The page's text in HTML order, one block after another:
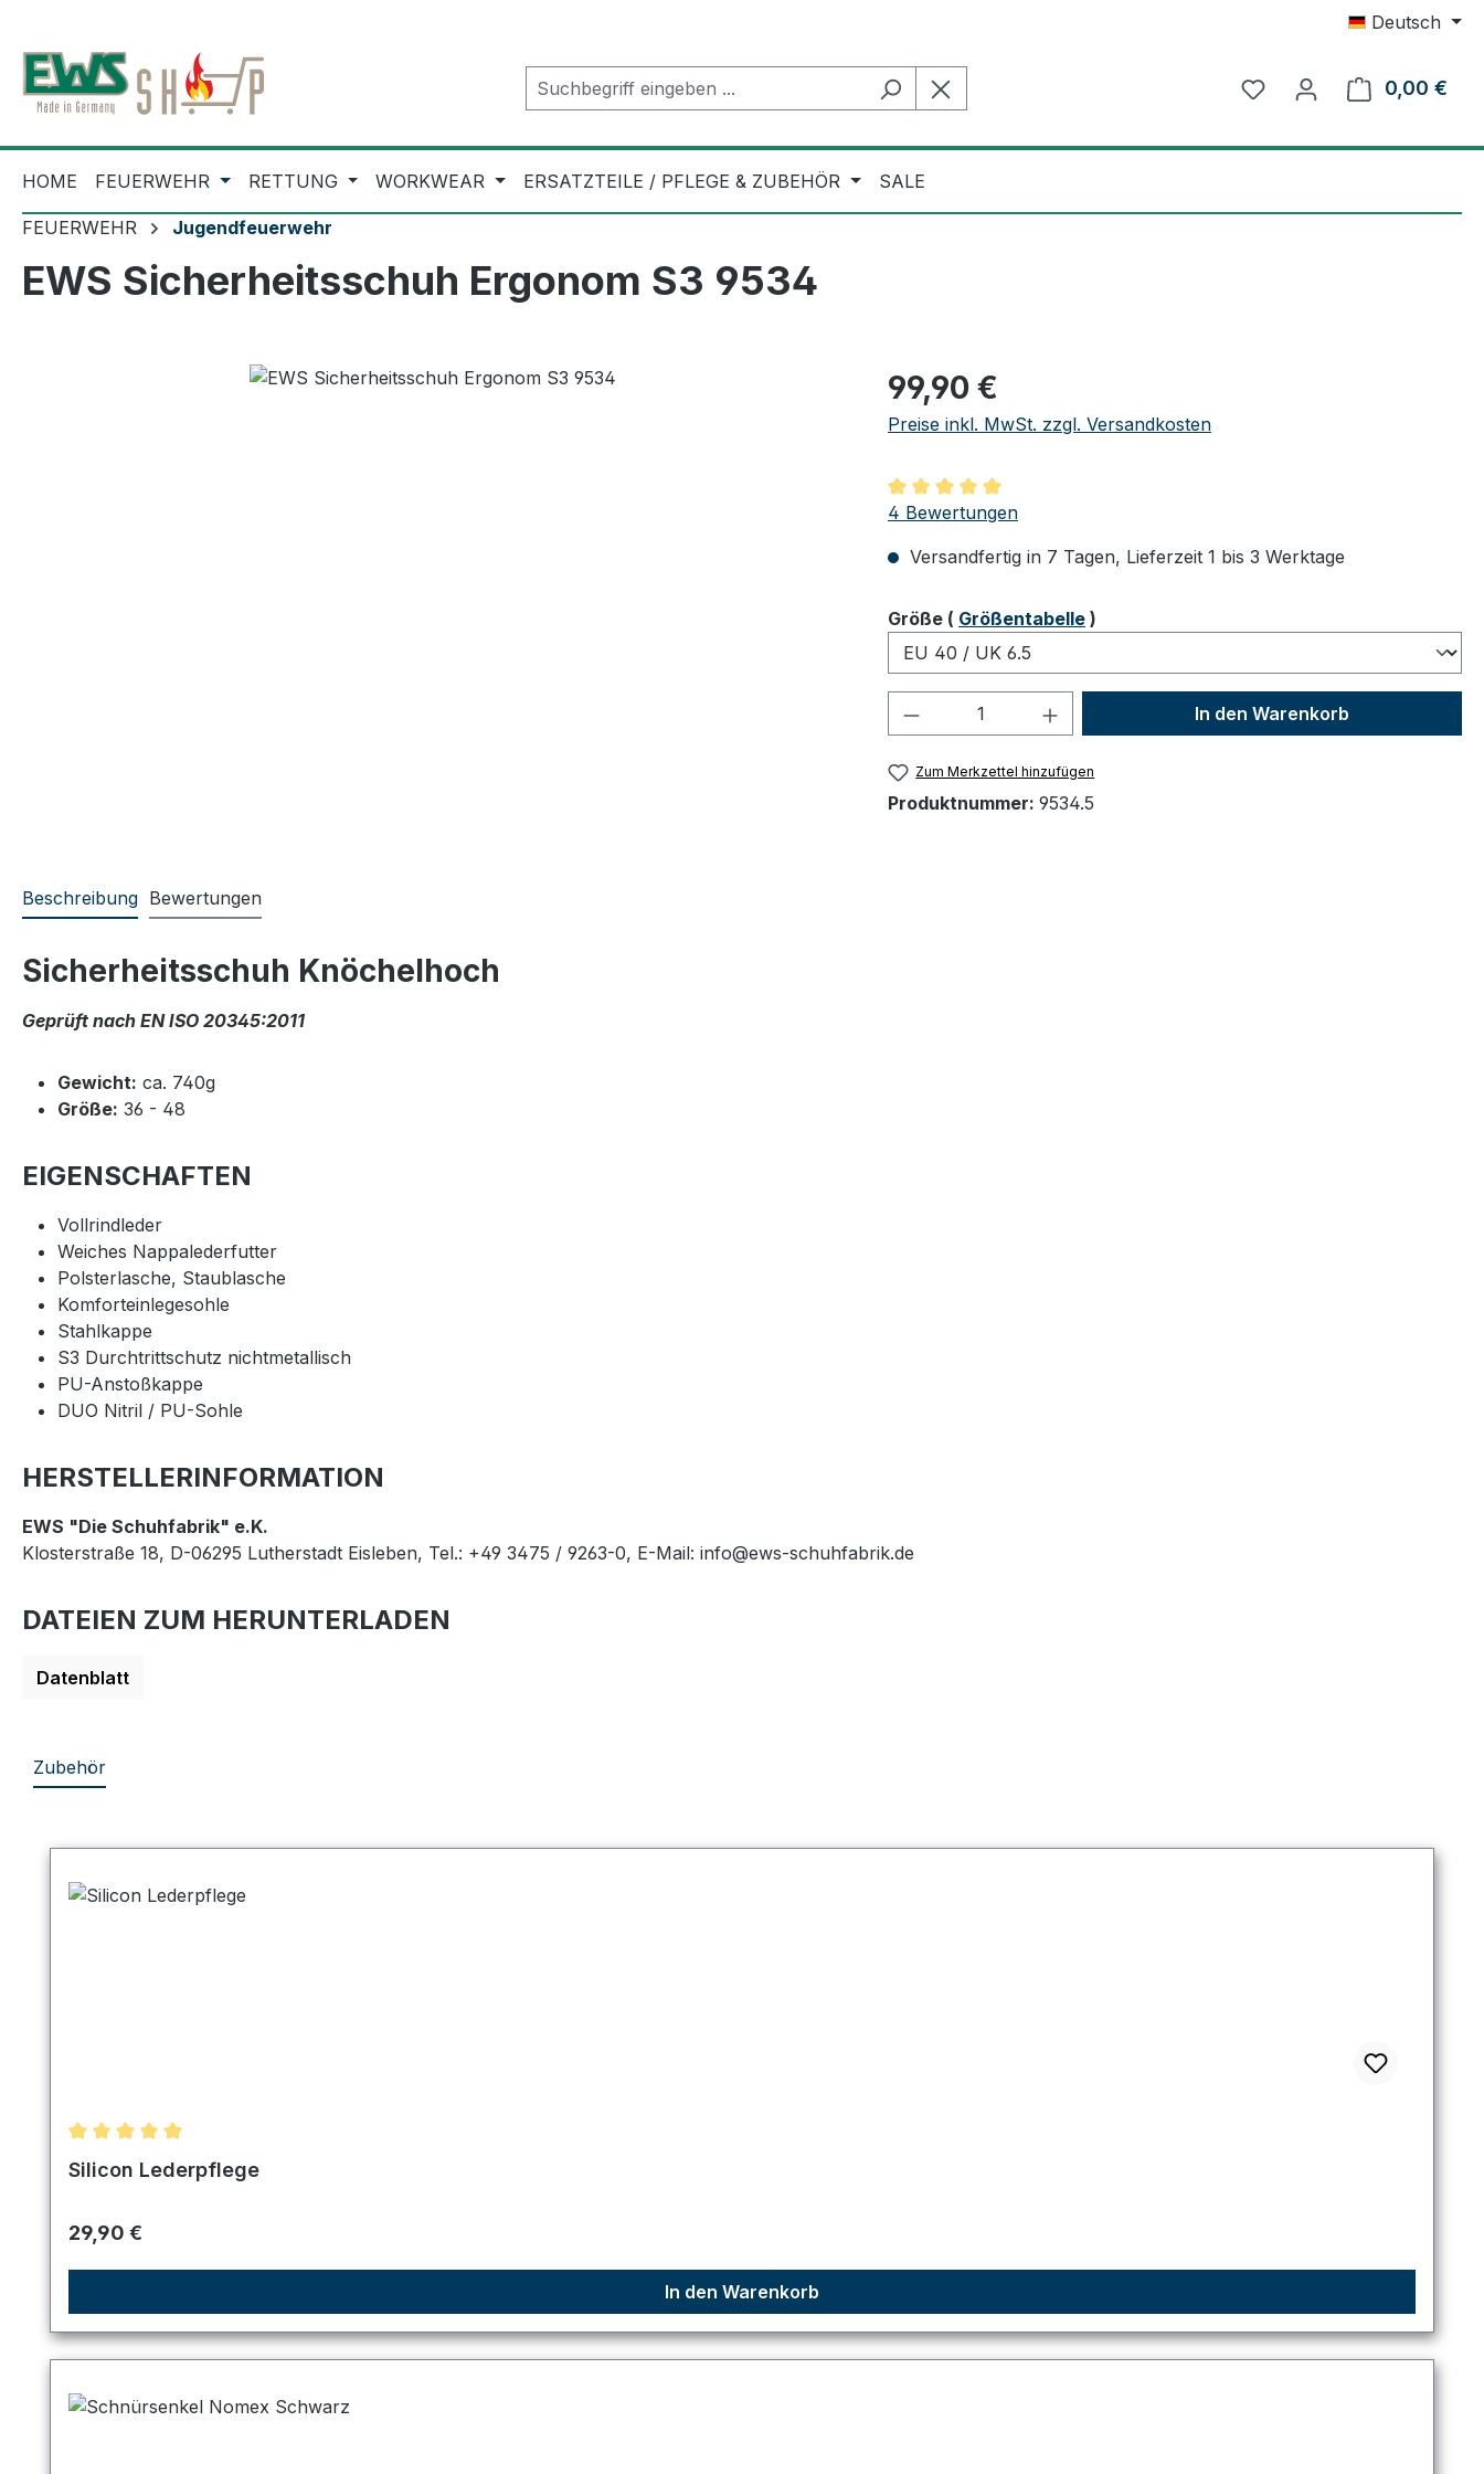
Deutsch
0,00 €
HOME FEUERWEHR RETTUNG WORKWEAR ERSATZTEILE / PFLEGE & ZUBEHÖR SALE
FEUERWEHR Jugendfeuerwehr
EWS Sicherheitsschuh Ergonom S3 9534
Regulärer Preis:
99,90 €
Preise inkl. MwSt. zzgl. Versandkosten
Durchschnittliche Bewertung von 5 von 5 Sternen
4 Bewertungen
Versandfertig in 7 Tagen, Lieferzeit 1 bis 3 Werktage
Größeauswählen
( Größentabelle )
Produkt Anzahl: Gib den gewünschten Wert
In den Warenkorb
Zum Merkzettel hinzufügen
Produktnummer: 9534.5
Beschreibung Bewertungen
Sicherheitsschuh Knöchelhoch
Geprüft nach EN ISO 20345:2011
Gewicht: ca. 740g
Größe: 36 - 48
EIGENSCHAFTEN
Vollrindleder
Weiches Nappalederfutter
Polsterlasche, Staublasche
Komforteinlegesohle
Stahlkappe
S3 Durchtrittschutz nichtmetallisch
PU-Anstoßkappe
DUO Nitril / PU-Sohle
HERSTELLERINFORMATION
EWS "Die Schuhfabrik" e.K.
Klosterstraße 18, D-06295 Lutherstadt Eisleben, Tel.: +49 3475 / 9263-0, E-Mail: info@ews-schuhfabrik.de
DATEIEN ZUM HERUNTERLADEN
Datenblatt
Zubehör
Durchschnittliche Bewertung von 5 von 5 Sternen
Silicon Lederpflege
Regulärer Preis:
29,90 €
In den Warenkorb